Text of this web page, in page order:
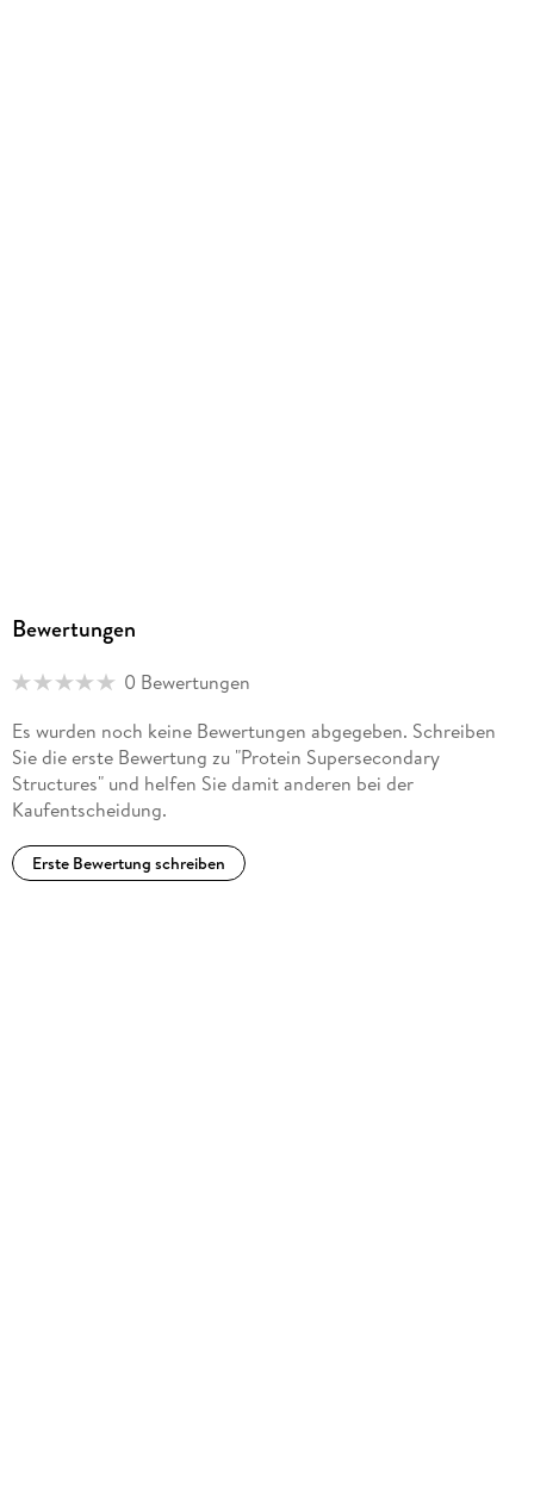
Bewertungen
0 Bewertungen
Es wurden noch keine Bewertungen abgegeben. Schreiben
Sie die erste Bewertung zu "Protein Supersecondary
Structures" und helfen Sie damit anderen bei der
Kaufentscheidung.
Erste Bewertung schreiben